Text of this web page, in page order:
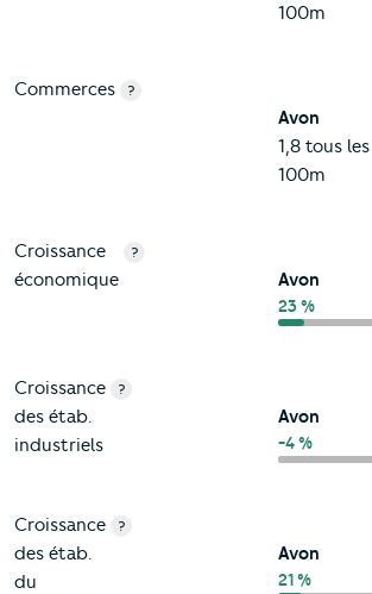
100m
Commerces ?
Avon
1,8 tous les
100m
Croissance
économique
?
Avon
23 %
Croissance
des étab.
industriels
?
Avon
-4 %
Croissance
des étab.
du
?
Avon
21 %